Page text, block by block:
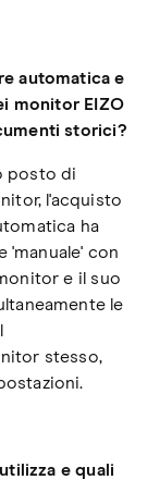
automatica e
monitor EIZO
storici?
posto di
l'acquisto
ha
'manuale' con
e il suo
le
stesso,
e quali